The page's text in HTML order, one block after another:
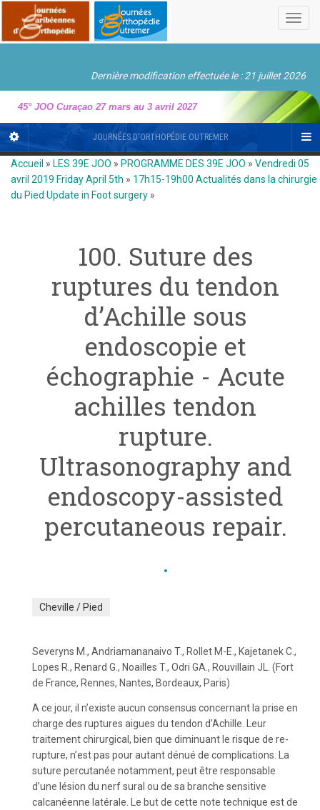
Dernière modification effectuée le : 21 juillet 2026
45° JOO Curaçao 27 mars au 3 avril 2027
JOURNÉES D'ORTHOPÉDIE OUTREMER
Accueil » LES 39E JOO » PROGRAMME DES 39E JOO » Vendredi 05
avril 2019 Friday April 5th » 17h15-19h00 Actualités dans la chirurgie
du Pied Update in Foot surgery »
100. Suture des
ruptures du tendon
d’Achille sous
endoscopie et
échographie - Acute
achilles tendon
rupture.
Ultrasonography and
endoscopy-assisted
percutaneous repair.
Cheville / Pied
Severyns M., Andriamananaivo T., Rollet M-E., Kajetanek C.,
Lopes R., Renard G., Noailles T., Odri GA., Rouvillain JL. (Fort
de France, Rennes, Nantes, Bordeaux, Paris)
A ce jour, il n’existe aucun consensus concernant la prise en
charge des ruptures aigues du tendon d’Achille. Leur
traitement chirurgical, bien que diminuant le risque de re-
rupture, n’est pas pour autant dénué de complications. La
suture percutanée notamment, peut être responsable
d’une lésion du nerf sural ou de sa branche sensitive
calcanéenne latérale. Le but de cette note technique est de